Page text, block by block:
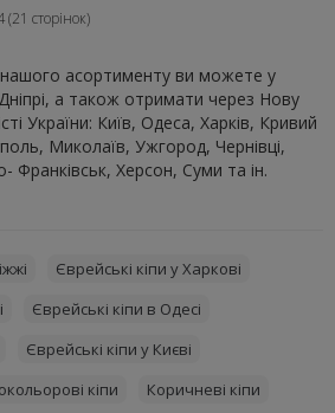
сторінок)
асортименту ви можете у
а також отримати через Нову
України: Київ, Одеса, Харків, Кривий
Миколаїв, Ужгород, Чернівці,
Франківськ, Херсон, Суми та ін.
Єврейські кіпи у Харкові
Єврейські кіпи в Одесі
Єврейські кіпи у Києві
кіпи
Коричневі кіпи